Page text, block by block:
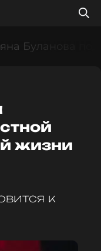
Буланова
жизни
к